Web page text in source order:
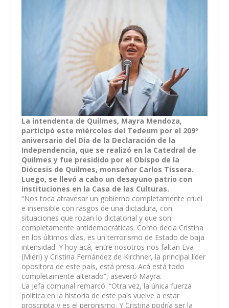
La intendenta de Quilmes, Mayra Mendoza,
participó este miércoles del Tedeum por el 209º
aniversario del Día de la Declaración de la
Independencia, que se realizó en la Catedral de
Quilmes y fue presidido por el Obispo de la
Diócesis de Quilmes, monseñor Carlos Tissera.
Luego, se llevó a cabo un desayuno patrio con
instituciones en la Casa de las Culturas.
“Nos toca atravesar un gobierno completamente cruel
e insensible con rasgos de una dictadura, con
situaciones que rozan lo dictatorial y que son
completamente antidemocráticas. Como decía Cristina
en los últimos días, es un terrorismo de Estado de baja
intensidad. Y hoy acá, entre nosotros nos faltan Eva
(Mieri) y Cristina Fernández de Kirchner, la principal líder
opositora de este país, está presa. Acá está todo
completamente alterado”, aseveró Mayra.
La Jefa comunal remarcó: “Otra vez, la única fuerza
política en la historia de este país vuelve a estar
proscripta y es el peronismo. Y Cristina podría ser la